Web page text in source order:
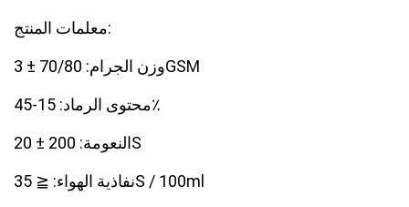
معلمات المنتج:
وزن الجرام: 70/80 ± 3GSM
محتوى الرماد: 15-45٪
النعومة: 200 ± 20S
نفاذية الهواء: ≦ 35S / 100ml